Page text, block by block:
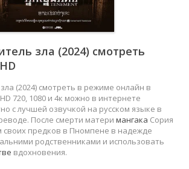
зла (2024) смотреть
(2024) смотреть в режиме онлайн в
720, 1080 и 4к можно в интернете
с лучшей озвучкой на русском языке в
После смерти матери мангака Сория
своих предков в Пномпене в надежде
родственниками и использовать
вдохновения.